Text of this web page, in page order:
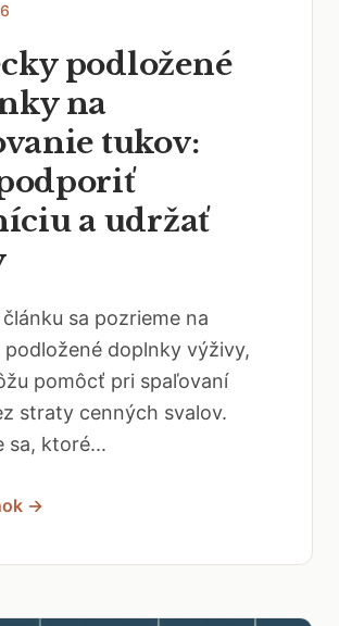
podložené
na
tukov:
a udržať
sa pozrieme na
doplnky výživy,
pomôcť pri spaľovaní
straty cenných svalov.
sa, ktoré...
→